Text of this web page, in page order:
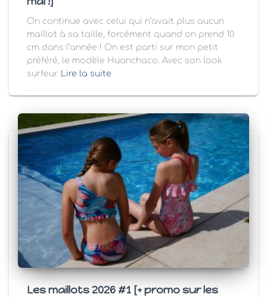
On continue avec celui qui n’avait plus aucun
maillot à sa taille, forcément quand on prend 10
cm dans l’année ! On est parti sur mon petit
préféré, le modèle Huanchaco. Avec son look
surfeur
Lire la suite
Les maillots 2026 #1 [+ promo sur les